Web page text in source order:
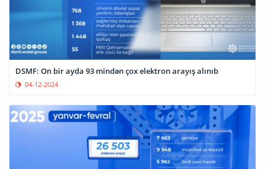
DSMF: On bir ayda 93 mindən çox elektron arayış alınıb
04-12-2024